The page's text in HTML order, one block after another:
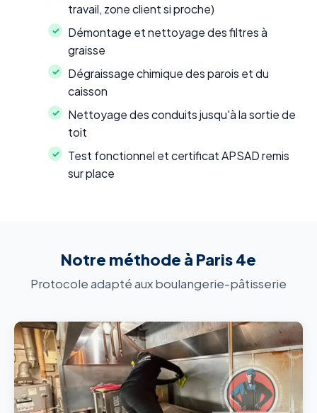
travail, zone client si proche)
Démontage et nettoyage des filtres à
graisse
Dégraissage chimique des parois et du
caisson
Nettoyage des conduits jusqu'à la sortie de
toit
Test fonctionnel et certificat APSAD remis
sur place
Notre méthode à Paris 4e
Protocole adapté aux boulangerie-pâtisserie